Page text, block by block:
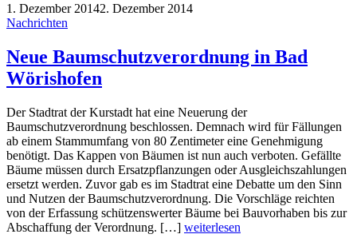
1. Dezember 20142. Dezember 2014
Nachrichten
Neue Baumschutzverordnung in Bad
Wörishofen
Der Stadtrat der Kurstadt hat eine Neuerung der
Baumschutzverordnung beschlossen. Demnach wird für Fällungen
ab einem Stammumfang von 80 Zentimeter eine Genehmigung
benötigt. Das Kappen von Bäumen ist nun auch verboten. Gefällte
Bäume müssen durch Ersatzpflanzungen oder Ausgleichszahlungen
ersetzt werden. Zuvor gab es im Stadtrat eine Debatte um den Sinn
und Nutzen der Baumschutzverordnung. Die Vorschläge reichten
von der Erfassung schützenswerter Bäume bei Bauvorhaben bis zur
Abschaffung der Verordnung. […] weiterlesen